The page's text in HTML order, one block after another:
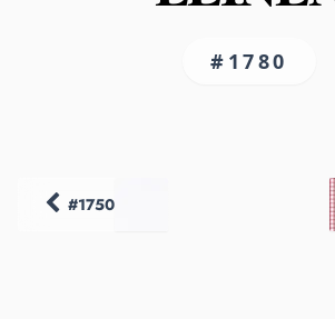
#1780
#1750